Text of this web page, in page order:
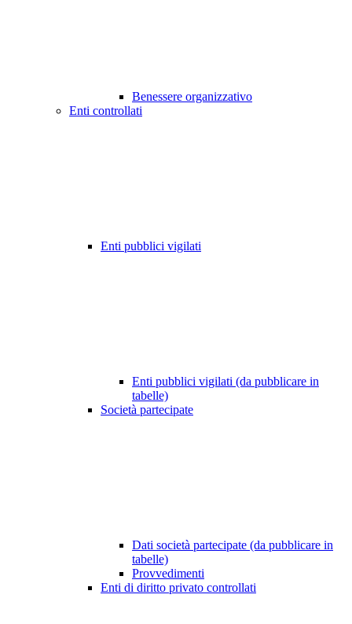
Benessere organizzativo
Enti controllati
Enti pubblici vigilati
Enti pubblici vigilati (da pubblicare in
tabelle)
Società partecipate
Dati società partecipate (da pubblicare in
tabelle)
Provvedimenti
Enti di diritto privato controllati